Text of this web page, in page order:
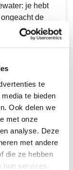
te
te bieden
Ook delen we
met onze
analyse. Deze
met andere
die ze hebben
services.
je hebt
de
van
grote
veiligheid als
en